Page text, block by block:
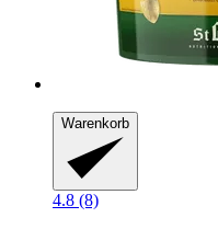
Warenkorb
4.8 (8)